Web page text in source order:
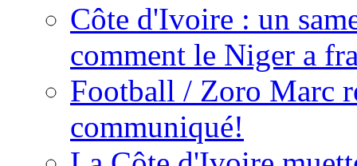
Côte d'Ivoire : un
comment le Niger a
Football / Zoro Marc
communiqué!